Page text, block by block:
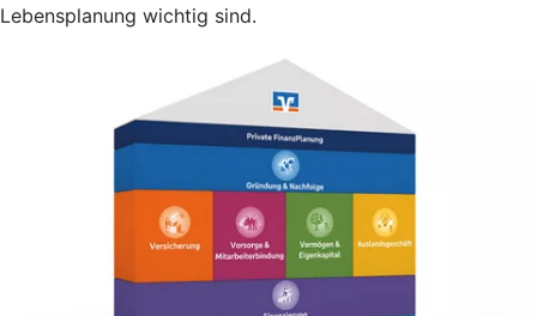
Lebensplanung wichtig sind.